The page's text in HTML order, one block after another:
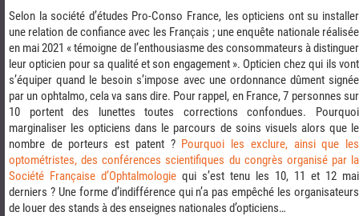
Selon la société d’études Pro-Conso France, les opticiens ont su installer
une relation de confiance avec les Français ; une enquête nationale réalisée
en mai 2021 « témoigne de l’enthousiasme des consommateurs à distinguer
leur opticien pour sa qualité et son engagement ». Opticien chez qui ils vont
s’équiper quand le besoin s’impose avec une ordonnance dûment signée
par un ophtalmo, cela va sans dire. Pour rappel, en France, 7 personnes sur
10 portent des lunettes toutes corrections confondues. Pourquoi
marginaliser les opticiens dans le parcours de soins visuels alors que le
nombre de porteurs est patent ? Pourquoi les exclure, ainsi que les
optométristes, des conférences scientifiques du congrès organisé par la
Société Française d’Ophtalmologie qui s’est tenu les 10, 11 et 12 mai
derniers ? Une forme d’indifférence qui n’a pas empêché les organisateurs
de louer des stands à des enseignes nationales d’opticiens…